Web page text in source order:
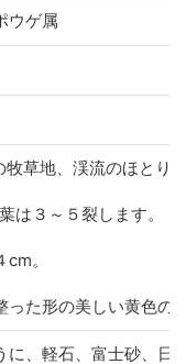
ウゲ属
牧草地、渓流のほとり
は３～５裂します。
。
った形の美しい黄色の
に、軽石、富士砂、日